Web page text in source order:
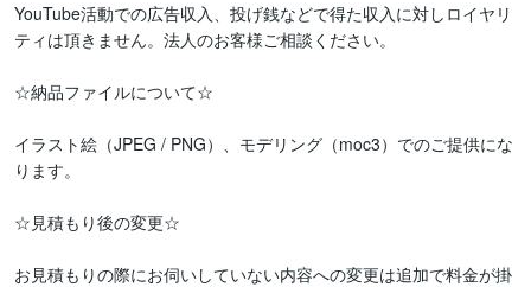
YouTube活動での広告収入、投げ銭などで得た収入に対しロイヤリ
ティは頂きません。法人のお客様ご相談ください。
☆納品ファイルについて☆
イラスト絵（JPEG / PNG）、モデリング（moc3）でのご提供にな
ります。
☆見積もり後の変更☆
お見積もりの際にお伺いしていない内容への変更は追加で料金が掛